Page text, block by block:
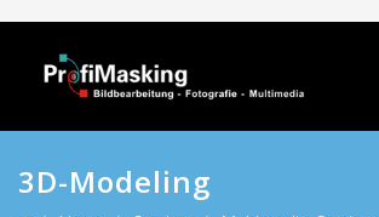
3D-Modeling